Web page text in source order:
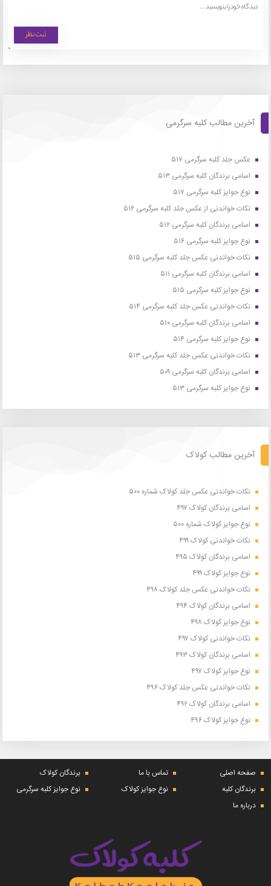
آخرین مطالب کلبه سرگرمی
عکس جلد کلبه سرگرمی ۵۱۷
اسامی برندگان کلبه سرگرمی ۵۱۳
نوع جوایز کلبه سرگرمی ۵۱۷
نکات خواندنی از عکس جلد کلبه سرگرمی ۵۱۶
اسامی برندگان کلبه سرگرمی ۵۱۲
نوع جوایز کلبه سرگرمی ۵۱۶
نکات خواندنی عکس جلد کلبه سرگرمی ۵۱۵
اسامی برندگان کلبه سرگرمی ۵۱۱
نوع جوایز کلبه سرگرمی ۵۱۵
نکات خواندنی عکس جلد کلبه سرگرمی ۵۱۴
اسامی برندگان کلبه سرگرمی ۵۱۰
نوع جوایز کلبه سرگرمی ۵۱۴
نکات خواندنی عکس جلد کلبه سرگرمی ۵۱۳
اسامی برندگان کلبه سرگرمی ۵۰۹
نوع جوایز کلبه سرگرمی ۵۱۳
آخرین مطالب کولاک
نکات خواندنی عکس جلد کولاک شماره ۵۰۰
اسامی برندگان کولاک ۴۹۷
نوع جوایز کولاک شماره ۵۰۰
نکات خواندنی کولاک ۴۹۹
اسامی برندگان کولاک ۴۹۵
نوع جوایز کولاک ۴۹۹
نکات خواندنی عکس جلد کولاک ۴۹۸
اسامی برندگان کولاک ۴۹۴
نوع جوایز کولاک ۴۹۸
نکات خواندنی کولاک ۴۹۷
اسامی برندگان کولاک ۴۹۳
نوع جوایز کولاک ۴۹۷
نکات خواندنی عکس جلد کولاک ۴۹۶
اسامی برندگان کولاک ۴۹۲
نوع جوایز کولاک ۴۹۶
صفحه اصلی تماس با ما
برندگان کولاک
برندگان کلبه
نوع جوایز کولاک
نوع جوایز کلبه سرگرمی
درباره ما